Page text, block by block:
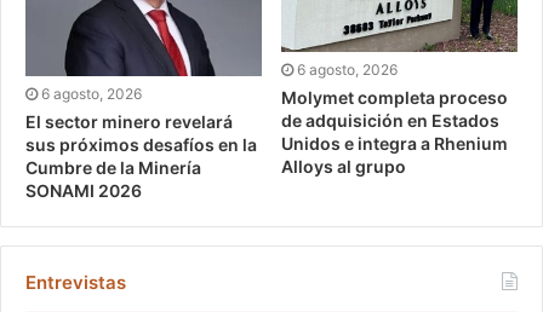
6 agosto, 2026
El sector minero revelará
sus próximos desafíos en la
Cumbre de la Minería
SONAMI 2026
6 agosto, 2026
Molymet completa proceso
de adquisición en Estados
Unidos e integra a Rhenium
Alloys al grupo
Entrevistas